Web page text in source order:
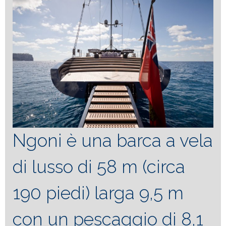
Ngoni è una barca a vela
di lusso di 58 m (circa
190 piedi) larga 9,5 m
con un pescaggio di 8,1